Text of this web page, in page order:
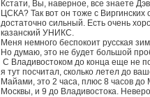
Кстати, Вы, наверное, все знаете
ЦСКА? Так вот он тоже с
достаточно сильный. Есть очень
казанский УНИКС.
Меня немного беспокоит русская
Но думаю, это не будет большой
С Владивостоком до конца еще не
я тут посчитал, сколько летел до
Майами, это 2 часа, плюс 8 часов
Москвы, и 9 до Владивостока.